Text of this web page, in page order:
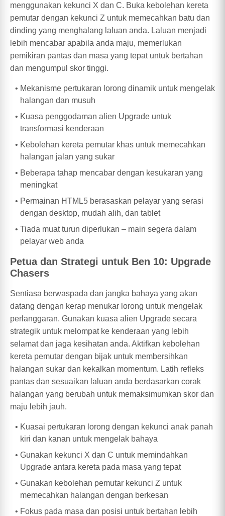
menggunakan kekunci X dan C. Buka kebolehan kereta
pemutar dengan kekunci Z untuk memecahkan batu dan
dinding yang menghalang laluan anda. Laluan menjadi
lebih mencabar apabila anda maju, memerlukan
pemikiran pantas dan masa yang tepat untuk bertahan
dan mengumpul skor tinggi.
Mekanisme pertukaran lorong dinamik untuk mengelak
halangan dan musuh
Kuasa penggodaman alien Upgrade untuk
transformasi kenderaan
Kebolehan kereta pemutar khas untuk memecahkan
halangan jalan yang sukar
Beberapa tahap mencabar dengan kesukaran yang
meningkat
Permainan HTML5 berasaskan pelayar yang serasi
dengan desktop, mudah alih, dan tablet
Tiada muat turun diperlukan – main segera dalam
pelayar web anda
Petua dan Strategi untuk Ben 10: Upgrade
Chasers
Sentiasa berwaspada dan jangka bahaya yang akan
datang dengan kerap menukar lorong untuk mengelak
perlanggaran. Gunakan kuasa alien Upgrade secara
strategik untuk melompat ke kenderaan yang lebih
selamat dan jaga kesihatan anda. Aktifkan kebolehan
kereta pemutar dengan bijak untuk membersihkan
halangan sukar dan kekalkan momentum. Latih refleks
pantas dan sesuaikan laluan anda berdasarkan corak
halangan yang berubah untuk memaksimumkan skor dan
maju lebih jauh.
Kuasai pertukaran lorong dengan kekunci anak panah
kiri dan kanan untuk mengelak bahaya
Gunakan kekunci X dan C untuk memindahkan
Upgrade antara kereta pada masa yang tepat
Gunakan kebolehan pemutar kekunci Z untuk
memecahkan halangan dengan berkesan
Fokus pada masa dan posisi untuk bertahan lebih